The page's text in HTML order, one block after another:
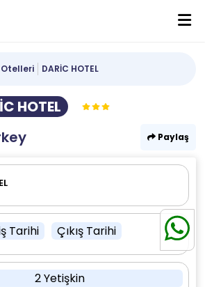
Otelleri DARİC HOTEL
HOTEL
Paylaş
Tarihi Çıkış Tarihi
2 Yetişkin